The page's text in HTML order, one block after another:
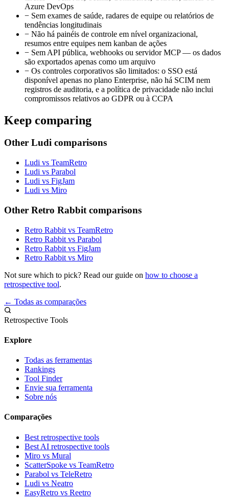
Azure DevOps
− Sem exames de saúde, radares de equipe ou relatórios de
tendências longitudinais
− Não há painéis de controle em nível organizacional,
resumos entre equipes nem kanban de ações
− Sem API pública, webhooks ou servidor MCP — os dados
são exportados apenas como um arquivo
− Os controles corporativos são limitados: o SSO está
disponível apenas no plano Enterprise, não há SCIM nem
registros de auditoria, e a política de privacidade não inclui
compromissos relativos ao GDPR ou à CCPA
Keep comparing
Other Ludi comparisons
Ludi vs TeamRetro
Ludi vs Parabol
Ludi vs FigJam
Ludi vs Miro
Other Retro Rabbit comparisons
Retro Rabbit vs TeamRetro
Retro Rabbit vs Parabol
Retro Rabbit vs FigJam
Retro Rabbit vs Miro
Not sure which to pick? Read our guide on how to choose a
retrospective tool.
← Todas as comparações
Retrospective Tools
Explore
Todas as ferramentas
Rankings
Tool Finder
Envie sua ferramenta
Sobre nós
Comparações
Best retrospective tools
Best AI retrospective tools
Miro vs Mural
ScatterSpoke vs TeamRetro
Parabol vs TeleRetro
Ludi vs Neatro
EasyRetro vs Reetro